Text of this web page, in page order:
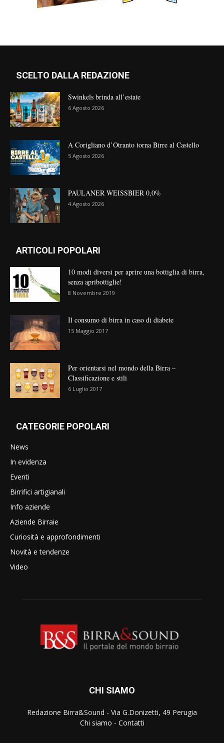
SCELTO DALLA REDAZIONE
Swinkels brinda all’estate
6 Agosto 2026
A Corigliano d’Otranto torna Birre al Castello
5 Agosto 2026
PAULANER WEISSBIER 0,0%
4 Agosto 2026
ARTICOLI POPOLARI
10 modi diversi per aprire una bottiglia di birra,
senza apribottiglie!
8 Novembre 2019
Il consumo di birra in caso di diabete
15 Maggio 2017
Per orientarsi nel mondo della Birra –
Classificazione e stili
6 Luglio 2017
CATEGORIE POPOLARI
News
In evidenza
Eventi
Birrifici artigianali
Info aziende
Aziende Birraie
Curiosità e approfondimenti
Novità e tendenze
Video
CHI SIAMO
Redazione Birra&Sound - Via G.Donizetti, 49 Perugia
Chi siamo - Contatti